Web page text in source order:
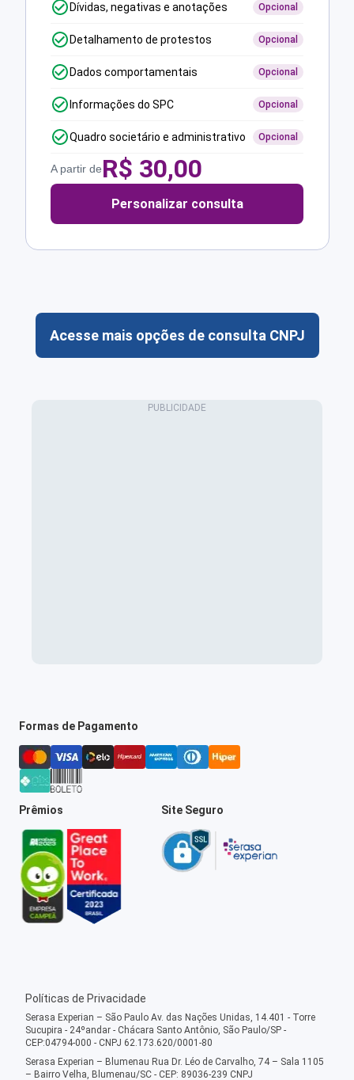
Dívidas, negativas e anotações Opcional
Detalhamento de protestos Opcional
Dados comportamentais Opcional
Informações do SPC Opcional
Quadro societário e administrativo Opcional
A partir deR$ 30,00
Personalizar consulta
Acesse mais opções de consulta CNPJ
Formas de Pagamento
Prêmios Site Seguro
Políticas de Privacidade
Serasa Experian – São Paulo Av. das Nações Unidas, 14.401 - Torre
Sucupira - 24ºandar - Chácara Santo Antônio, São Paulo/SP -
CEP:04794-000 - CNPJ 62.173.620/0001-80
Serasa Experian – Blumenau Rua Dr. Léo de Carvalho, 74 – Sala 1105
– Bairro Velha, Blumenau/SC - CEP: 89036-239 CNPJ